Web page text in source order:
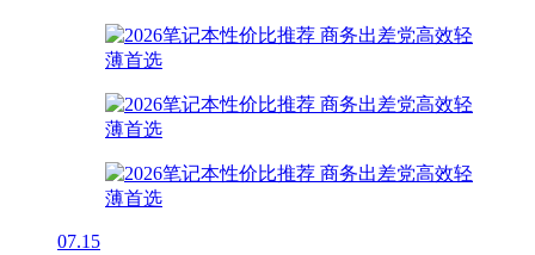
07.15